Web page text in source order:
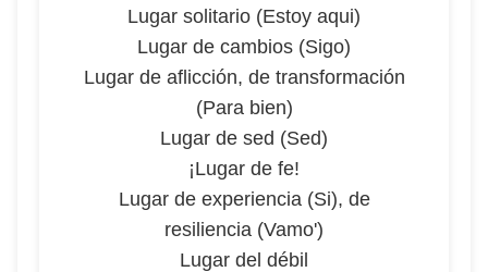
Lugar solitario (Estoy aqui)
Lugar de cambios (Sigo)
Lugar de aflicción, de transformación
(Para bien)
Lugar de sed (Sed)
¡Lugar de fe!
Lugar de experiencia (Si), de
resiliencia (Vamo')
Lugar del débil